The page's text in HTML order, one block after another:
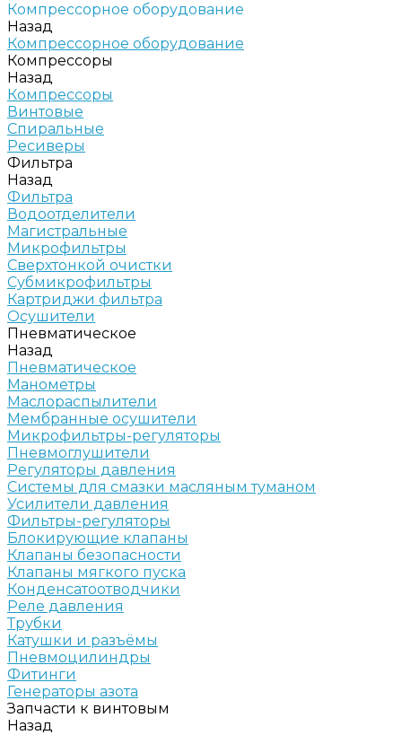
Компрессорное оборудование
Назад
Компрессорное оборудование
Компрессоры
Назад
Компрессоры
Винтовые
Спиральные
Ресиверы
Фильтра
Назад
Фильтра
Водоотделители
Магистральные
Микрофильтры
Сверхтонкой очистки
Субмикрофильтры
Картриджи фильтра
Осушители
Пневматическое
Назад
Пневматическое
Манометры
Маслораспылители
Мембранные осушители
Микрофильтры-регуляторы
Пневмоглушители
Регуляторы давления
Системы для смазки масляным туманом
Усилители давления
Фильтры-регуляторы
Блокирующие клапаны
Клапаны безопасности
Клапаны мягкого пуска
Конденсатоотводчики
Реле давления
Трубки
Катушки и разъёмы
Пневмоцилиндры
Фитинги
Генераторы азота
Запчасти к винтовым
Назад